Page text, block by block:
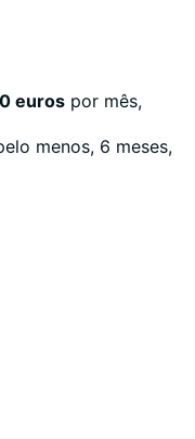
eurospor mês,
menos, 6 meses,